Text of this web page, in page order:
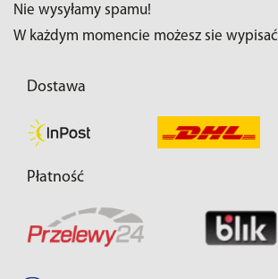
Nie wysyłamy spamu!
W każdym momencie możesz sie wypisać
Dostawa
Płatność